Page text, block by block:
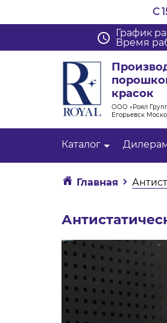
С
График
Время
красок
ООО «Роял
Егорьевск
Каталог
Главная